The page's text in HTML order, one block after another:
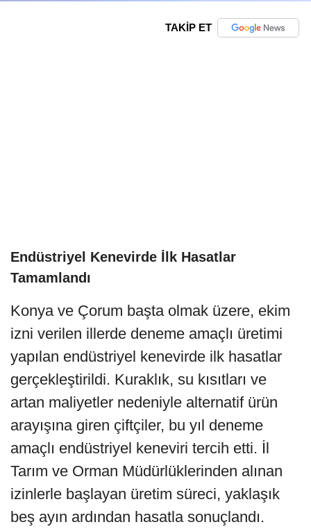
TAKİP ET
Endüstriyel Kenevirde İlk Hasatlar
Tamamlandı
Konya ve Çorum başta olmak üzere, ekim
izni verilen illerde deneme amaçlı üretimi
yapılan endüstriyel kenevirde ilk hasatlar
gerçekleştirildi. Kuraklık, su kısıtları ve
artan maliyetler nedeniyle alternatif ürün
arayışına giren çiftçiler, bu yıl deneme
amaçlı endüstriyel keneviri tercih etti. İl
Tarım ve Orman Müdürlüklerinden alınan
izinlerle başlayan üretim süreci, yaklaşık
beş ayın ardından hasatla sonuçlandı.